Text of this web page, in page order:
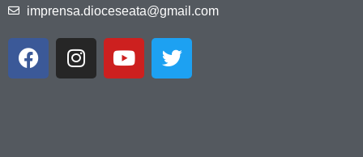
imprensa.dioceseata@gmail.com